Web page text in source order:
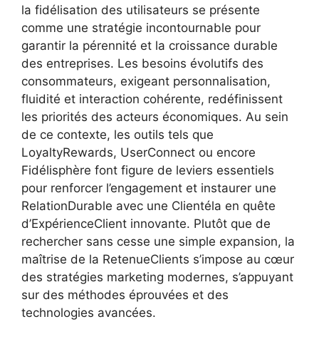
la fidélisation des utilisateurs se présente
comme une stratégie incontournable pour
garantir la pérennité et la croissance durable
des entreprises. Les besoins évolutifs des
consommateurs, exigeant personnalisation,
fluidité et interaction cohérente, redéfinissent
les priorités des acteurs économiques. Au sein
de ce contexte, les outils tels que
LoyaltyRewards, UserConnect ou encore
Fidélisphère font figure de leviers essentiels
pour renforcer l’engagement et instaurer une
RelationDurable avec une Clientéla en quête
d’ExpérienceClient innovante. Plutôt que de
rechercher sans cesse une simple expansion, la
maîtrise de la RetenueClients s’impose au cœur
des stratégies marketing modernes, s’appuyant
sur des méthodes éprouvées et des
technologies avancées.